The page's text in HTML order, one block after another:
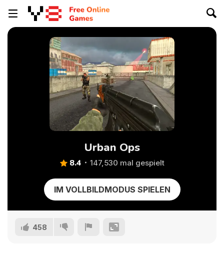
Urban Ops
8.4 147,530 mal gespielt
IM VOLLBILDMODUS SPIELEN
458